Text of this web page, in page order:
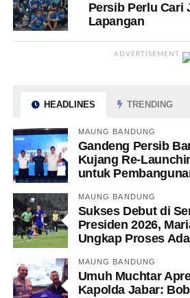
Persib Perlu Cari
Lapangan
ADVERTISEMENT
HEADLINES TRENDING
MAUNG BANDUNG
Gandeng Persib
Kujang Re-
untuk
MAUNG BANDUNG
Sukses Debut di
Presiden 2026,
Ungkap Proses
MAUNG BANDUNG
Umuh Muchtar
Kapolda Jabar: